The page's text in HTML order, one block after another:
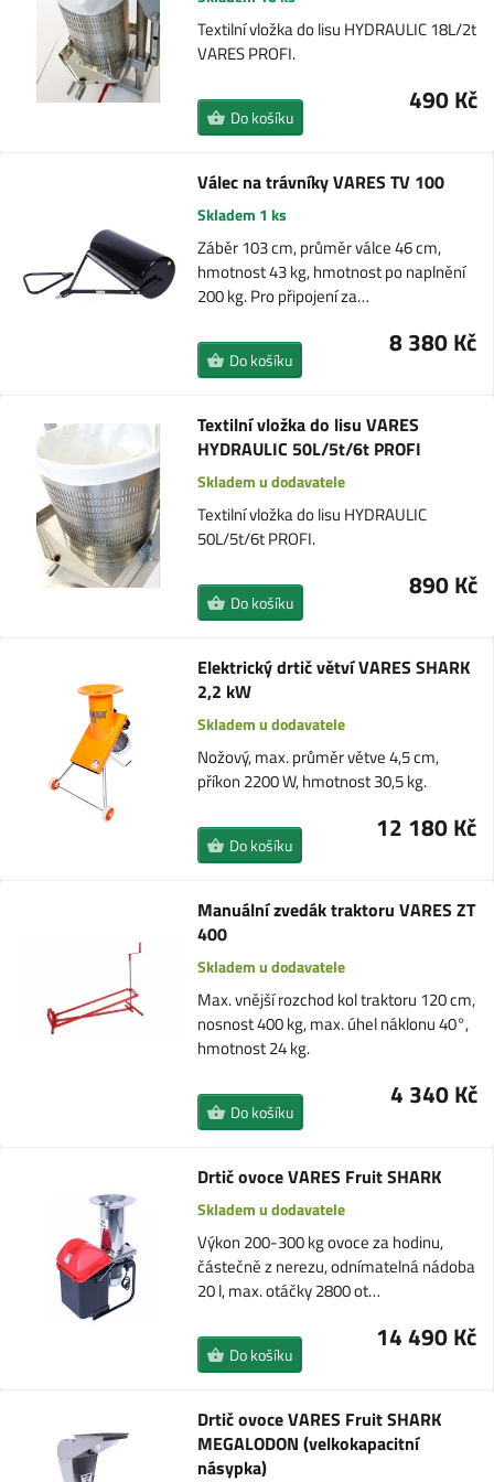
Textilní vložka do lisu HYDRAULIC 18L/2t
VARES PROFI.
490 Kč
Do košíku
Válec na trávníky VARES TV 100
Skladem 1 ks
Záběr 103 cm, průměr válce 46 cm,
hmotnost 43 kg, hmotnost po naplnění
200 kg. Pro připojení za…
8 380 Kč
Do košíku
Textilní vložka do lisu VARES
HYDRAULIC 50L/5t/6t PROFI
Skladem u dodavatele
Textilní vložka do lisu HYDRAULIC
50L/5t/6t PROFI.
890 Kč
Do košíku
Elektrický drtič větví VARES SHARK
2,2 kW
Skladem u dodavatele
Nožový, max. průměr větve 4,5 cm,
příkon 2200 W, hmotnost 30,5 kg.
12 180 Kč
Do košíku
Manuální zvedák traktoru VARES ZT
400
Skladem u dodavatele
Max. vnější rozchod kol traktoru 120 cm,
nosnost 400 kg, max. úhel náklonu 40°,
hmotnost 24 kg.
4 340 Kč
Do košíku
Drtič ovoce VARES Fruit SHARK
Skladem u dodavatele
Výkon 200-300 kg ovoce za hodinu,
částečně z nerezu, odnímatelná nádoba
20 l, max. otáčky 2800 ot…
14 490 Kč
Do košíku
Drtič ovoce VARES Fruit SHARK
MEGALODON (velkokapacitní
násypka)